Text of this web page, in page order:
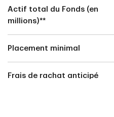
Actif total du Fonds (en
millions)**
Placement minimal
Frais de rachat anticipé